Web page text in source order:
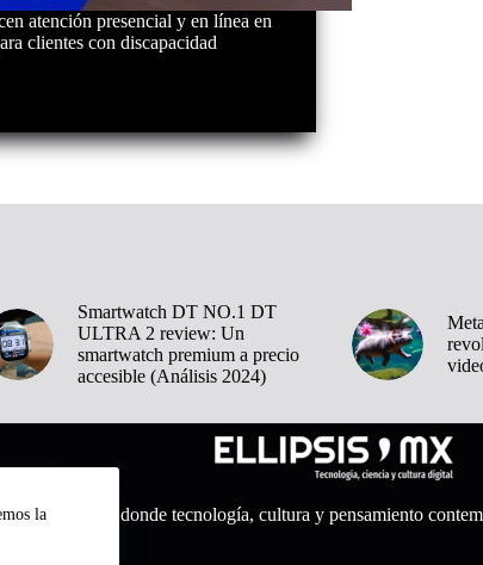
la
atención presencial y en línea en
clientes con discapacidad
Smartwatch DT NO.1 DT
ULTRA 2 review: Un
smartwatch premium a precio
accesible (Análisis 2024)
Medio digital donde tecnología, cultura y pensamiento